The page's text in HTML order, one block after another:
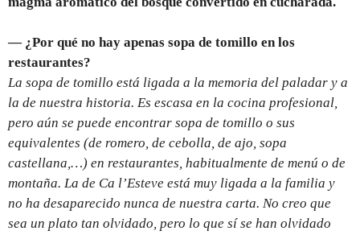
— ¿Por qué no hay apenas sopa de tomillo en los
restaurantes?
La sopa de tomillo está ligada a la memoria del paladar y a
la de nuestra historia. Es escasa en la cocina profesional,
pero aún se puede encontrar sopa de tomillo o sus
equivalentes (de romero, de cebolla, de ajo, sopa
castellana,…) en restaurantes, habitualmente de menú o de
montaña. La de Ca l’Esteve está muy ligada a la familia y
no ha desaparecido nunca de nuestra carta. No creo que
sea un plato tan olvidado, pero lo que sí se han olvidado